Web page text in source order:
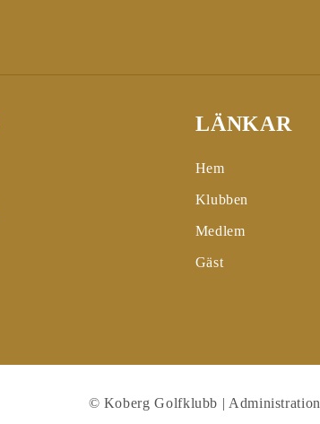
LÄNKAR
Hem
Klubben
Medlem
Gäst
© Koberg Golfklubb | Administration